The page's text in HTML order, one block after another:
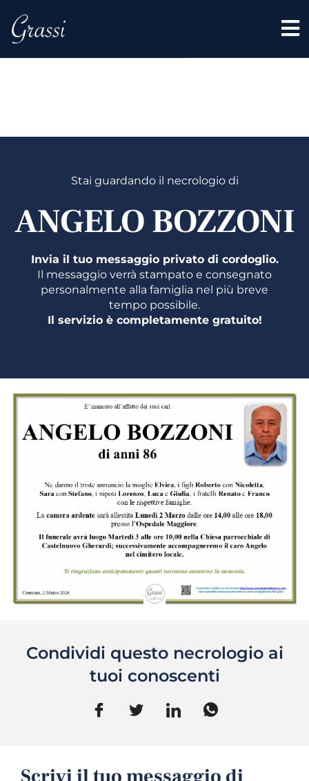
Stai guardando il necrologio di
ANGELO BOZZONI
Invia il tuo messaggio privato di cordoglio.
Il messaggio verrà stampato e consegnato
personalmente alla famiglia nel più breve
tempo possibile.
Il servizio è completamente gratuito!
Condividi questo necrologio ai
tuoi conoscenti